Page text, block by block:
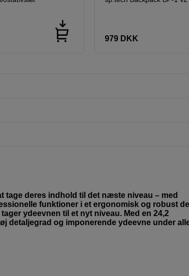
979 DKK
tage deres indhold til det næste niveau – med
funktioner i et ergonomisk og robust
ydeevnen til et nyt niveau. Med en 24,2
detaljegrad og imponerende ydeevne under